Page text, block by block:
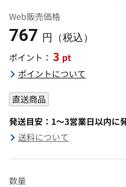
Web販売価格
767 円（税込）
ポイント： 3 pt
ポイントについて
直送商品
発送目安：1～3営業日以内に
送料について
数量